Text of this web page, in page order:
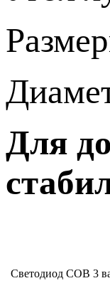
Для
Светодиод COB 3